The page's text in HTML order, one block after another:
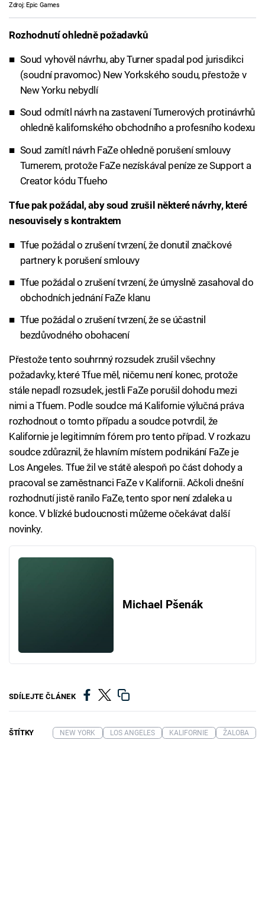
Zdroj: Epic Games
Rozhodnutí ohledně požadavků
Soud vyhověl návrhu, aby Turner spadal pod jurisdikci
(soudní pravomoc) New Yorkského soudu, přestože v
New Yorku nebydlí
Soud odmítl návrh na zastavení Turnerových protinávrhů
ohledně kalifornského obchodního a profesního kodexu
Soud zamítl návrh FaZe ohledně porušení smlouvy
Turnerem, protože FaZe nezískával peníze ze Support a
Creator kódu Tfueho
Tfue pak požádal, aby soud zrušil některé návrhy, které
nesouvisely s kontraktem
Tfue požádal o zrušení tvrzení, že donutil značkové
partnery k porušení smlouvy
Tfue požádal o zrušení tvrzení, že úmyslně zasahoval do
obchodních jednání FaZe klanu
Tfue požádal o zrušení tvrzení, že se účastnil
bezdůvodného obohacení
Přestože tento souhrnný rozsudek zrušil všechny
požadavky, které Tfue měl, ničemu není konec, protože
stále nepadl rozsudek, jestli FaZe porušil dohodu mezi
nimi a Tfuem. Podle soudce má Kalifornie výlučná práva
rozhodnout o tomto případu a soudce potvrdil, že
Kalifornie je legitimním fórem pro tento případ. V rozkazu
soudce zdůraznil, že hlavním místem podnikání FaZe je
Los Angeles. Tfue žil ve státě alespoň po část dohody a
pracoval se zaměstnanci FaZe v Kalifornii. Ačkoli dnešní
rozhodnutí jistě ranilo FaZe, tento spor není zdaleka u
konce. V blízké budoucnosti můžeme očekávat další
novinky.
Michael Pšenák
SDÍLEJTE ČLÁNEK
ŠTÍTKY NEW YORK LOS ANGELES KALIFORNIE ŽALOBA